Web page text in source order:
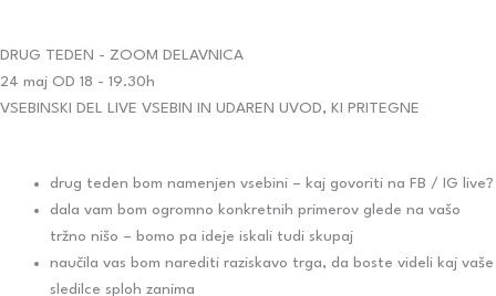
DRUG TEDEN - ZOOM DELAVNICA
24 maj OD 18 - 19.30h
VSEBINSKI DEL LIVE VSEBIN IN UDAREN UVOD, KI PRITEGNE
drug teden bom namenjen vsebini – kaj govoriti na FB / IG live?
dala vam bom ogromno konkretnih primerov glede na vašo
tržno nišo – bomo pa ideje iskali tudi skupaj
naučila vas bom narediti raziskavo trga, da boste videli kaj vaše
sledilce sploh zanima